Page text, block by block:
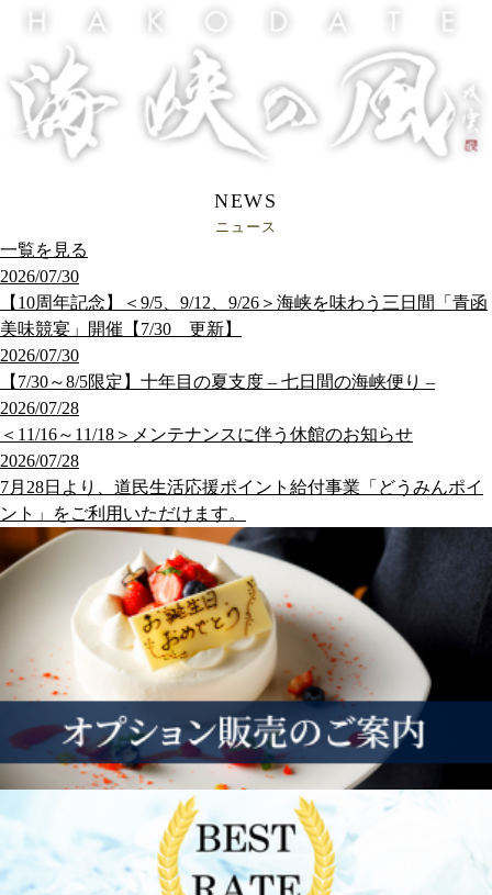
NEWS
ニュース
一覧を見る
2026/07/30
【10周年記念】＜9/5、9/12、9/26＞海峡を味わう三日間「青函
美味競宴」開催【7/30 更新】
2026/07/30
【7/30～8/5限定】十年目の夏支度 – 七日間の海峡便り –
2026/07/28
＜11/16～11/18＞メンテナンスに伴う休館のお知らせ
2026/07/28
7月28日より、道民生活応援ポイント給付事業「どうみんポイ
ント」をご利用いただけます。